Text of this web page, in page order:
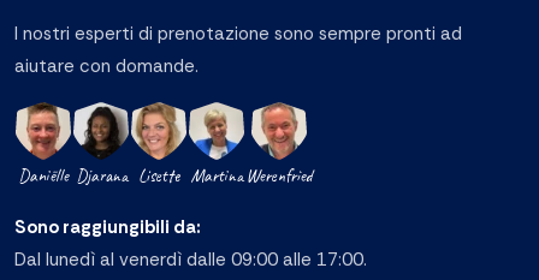
I nostri esperti di prenotazione sono sempre pronti ad
aiutare con domande.
Daniëlle Djarana Lisette Martina Werenfried
Sono raggiungibili da:
Dal lunedì al venerdì dalle 09:00 alle 17:00.